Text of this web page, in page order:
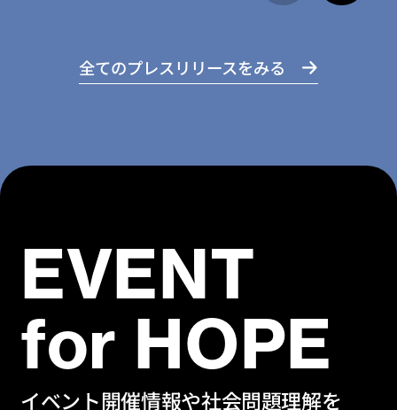
全てのプレスリリースをみる
EVENT
for HOPE
イベント開催情報や社会問題理解を